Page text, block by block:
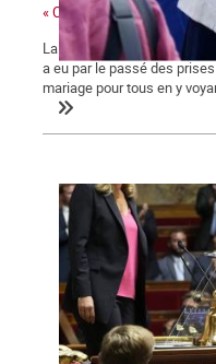
« Ces gens-là »
La ministre des
a eu par le passé des
mariage pour tous en y